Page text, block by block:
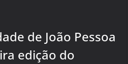
de João Pessoa
edição do